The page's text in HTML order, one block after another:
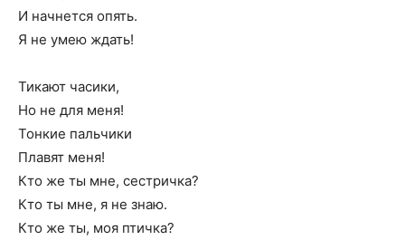
И начнется опять.
Я не умею ждать!
Тикают часики,
Но не для меня!
Тонкие пальчики
Плавят меня!
Кто же ты мне, сестричка?
Кто ты мне, я не знаю.
Кто же ты, моя птичка?